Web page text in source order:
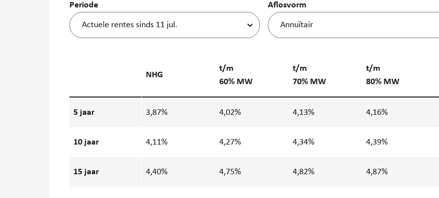
Periode Aflosvorm
5 jaar
10 jaar
15 jaar
NHG
t/m
60% MW
t/m
70% MW
t/m
80% MW
3,87% 4,02% 4,13% 4,16%
4,11% 4,27% 4,34% 4,39%
4,40% 4,75% 4,82% 4,87%